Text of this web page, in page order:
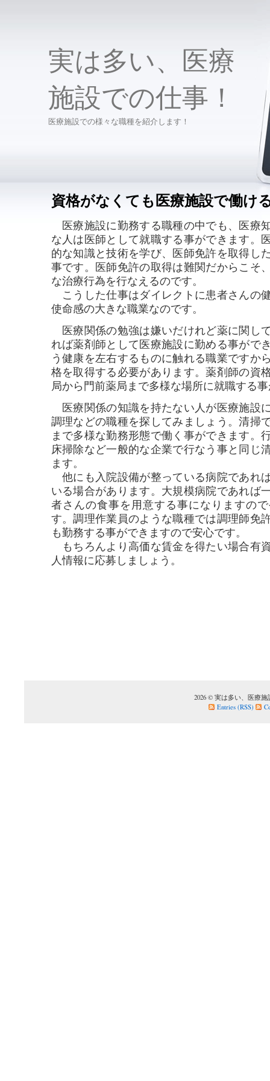
実は多い、医療
施設での仕事！
医療施設での様々な職種を紹介します！
資格がなくても医療施設で働け
医療施設に勤務する職種の中でも、医療
な人は医師として就職する事ができます。
的な知識と技術を学び、医師免許を取得し
事です。医師免許の取得は難関だからこそ
な治療行為を行なえるのです。
こうした仕事はダイレクトに患者さんの
使命感の大きな職業なのです。
医療関係の勉強は嫌いだけれど薬に関し
れば薬剤師として医療施設に勤める事がで
う健康を左右するものに触れる職業ですか
格を取得する必要があります。薬剤師の資
局から門前薬局まで多様な場所に就職する
医療関係の知識を持たない人が医療施設
調理などの職種を探してみましょう。清掃
まで多様な勤務形態で働く事ができます。
床掃除など一般的な企業で行なう事と同じ
ます。
他にも入院設備が整っている病院であれ
いる場合があります。大規模病院であれば
者さんの食事を用意する事になりますの
す。調理作業員のような職種では調理師免
も勤務する事ができますので安心です。
もちろんより高価な賃金を得たい場合有
人情報に応募しましょう。
2026 © 実は多い、医療施
Entries (RSS)